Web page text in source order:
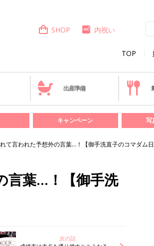
TOP
SHOP 内祝い
出産準備
キャンペーン 写
て言われた予想外の言葉…！【御手洗直子のコマダム日
言葉…！【御手洗
次の話